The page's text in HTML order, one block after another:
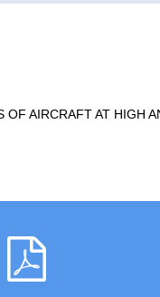
OF AIRCRAFT AT HIGH